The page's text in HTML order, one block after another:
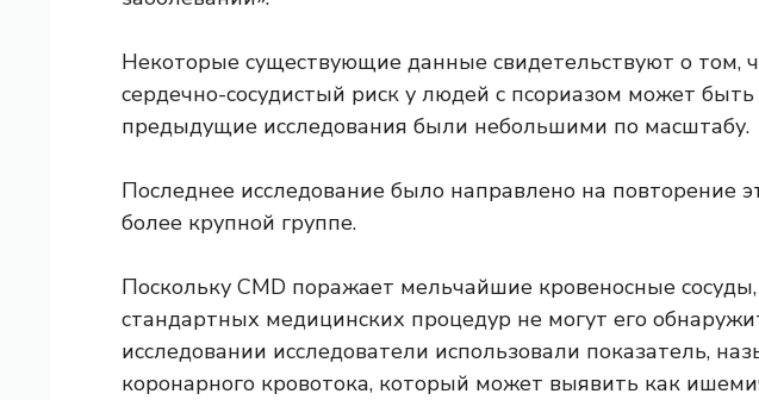
Некоторые существующие данные свидетельствуют о том,
сердечно-сосудистый риск у людей с псориазом может
предыдущие исследования были небольшими по масштабу.
Последнее исследование было направлено на повторение
более крупной группе.
Поскольку CMD поражает мельчайшие кровеносные
стандартных медицинских процедур не могут его
исследовании исследователи использовали показатель,
коронарного кровотока, который может выявить как